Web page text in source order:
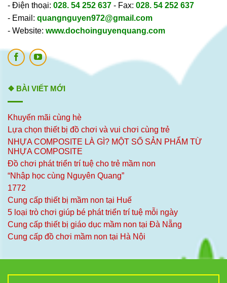
- Điện thoại: 028. 54 252 637 - Fax: 028. 54 252 637
- Email: quangnguyen972@gmail.com
- Website: www.dochoinguyenquang.com
❖ BÀI VIẾT MỚI
Khuyến mãi cùng hè
Lựa chọn thiết bị đồ chơi và vui chơi cùng trẻ
NHỰA COMPOSITE LÀ GÌ? MỘT SỐ SẢN PHẨM TỪ
NHỰA COMPOSITE
Đồ chơi phát triển trí tuệ cho trẻ mầm non
“Nhập học cùng Nguyên Quang”
1772
Cung cấp thiết bị mầm non tại Huế
5 loại trò chơi giúp bé phát triển trí tuệ mỗi ngày
Cung cấp thiết bị giáo dục mầm non tại Đà Nẵng
Cung cấp đồ chơi mầm non tại Hà Nội